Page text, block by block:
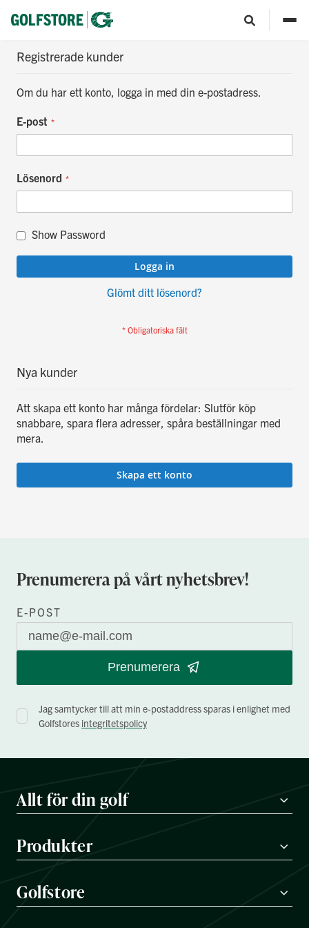
Customer Login
Registrerade kunder
Om du har ett konto, logga in med din e-postadress.
E-post
Lösenord
Show Password
Logga in
Glömt ditt lösenord?
Nya kunder
Att skapa ett konto har många fördelar: Slutför köp
snabbare, spara flera adresser, spåra beställningar med
mera.
Skapa ett konto
Prenumerera på vårt nyhetsbrev!
E-POST
Prenumerera
Jag samtycker till att min e-postaddress sparas i enlighet med
Golfstores integritetspolicy
Allt för din golf
Produkter
Golfstore